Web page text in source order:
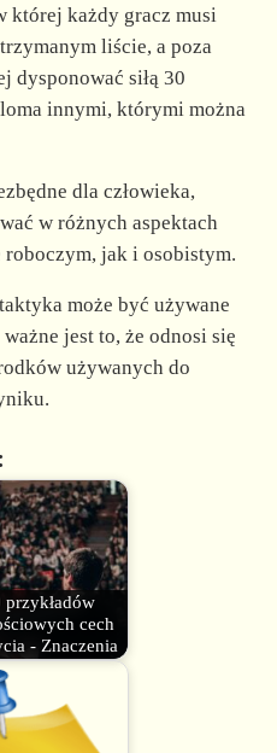
której każdy gracz musi
liście, a poza
dysponować siłą 30
innymi, którymi można
dla człowieka,
w różnych aspektach
jak i osobistym.
może być używane
jest to, że odnosi się
używanych do
przykładów
cech
- Znaczenia